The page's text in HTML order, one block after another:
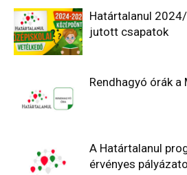
Határtalanul
jutott csapatok
Rendhagyó órák a
A Határtalanul
érvényes